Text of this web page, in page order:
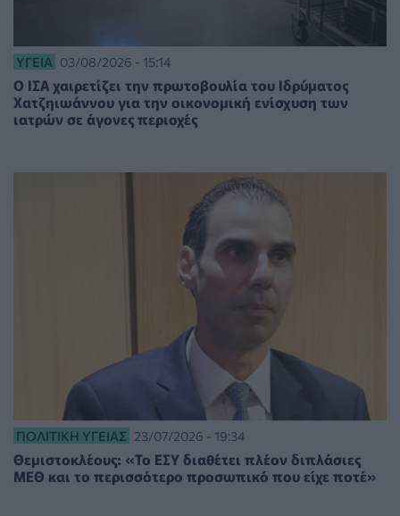
ΥΓΕΊΑ 03/08/2026 - 15:14
Ο ΙΣΑ χαιρετίζει την πρωτοβουλία του Ιδρύματος
Χατζηιωάννου για την οικονομική ενίσχυση των
ιατρών σε άγονες περιοχές
ΠΟΛΙΤΙΚΉ ΥΓΕΊΑΣ 23/07/2026 - 19:34
Θεμιστοκλέους: «Το ΕΣΥ διαθέτει πλέον διπλάσιες
ΜΕΘ και το περισσότερο προσωπικό που είχε ποτέ»